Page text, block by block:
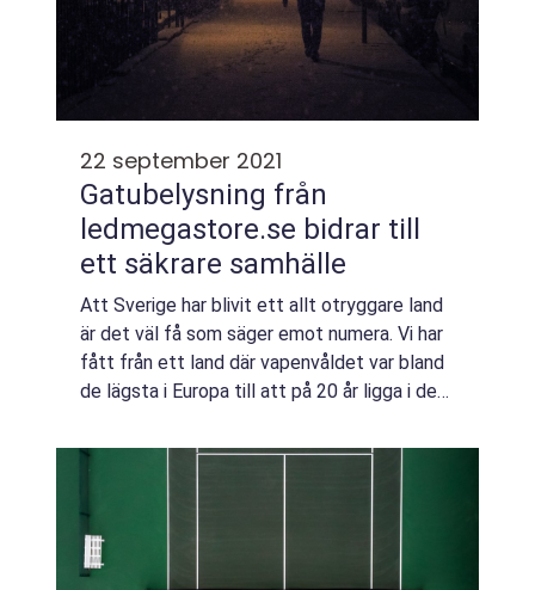
22 september 2021
Gatubelysning från
ledmegastore.se bidrar till
ett säkrare samhälle
Att Sverige har blivit ett allt otryggare land
är det väl få som säger emot numera. Vi har
fått från ett land där vapenvåldet var bland
de lägsta i Europa till att på 20 år ligga i den
det dessvärre inte ser...